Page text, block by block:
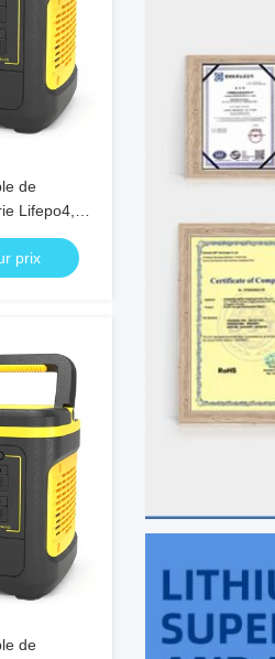
de
Lifepo4,
centrale
prix
de